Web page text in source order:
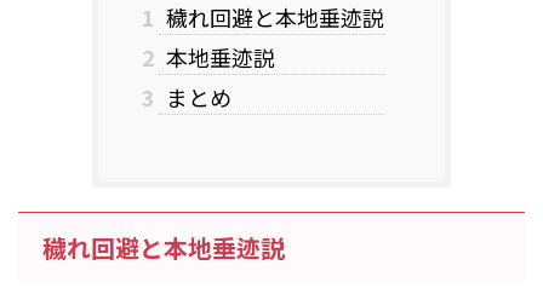
1 穢れ回避と本地垂迹説
2 本地垂迹説
3 まとめ
穢れ回避と本地垂迹説